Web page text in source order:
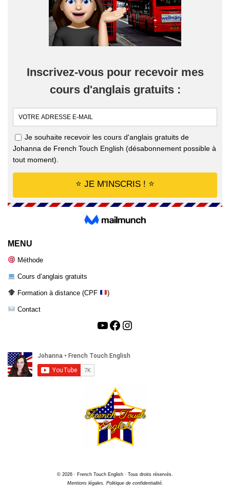
MENU
Méthode
Cours d’anglais gratuits
Formation à distance (CPF )
Contact
© 2026 · French Touch English · Tous droits réservés.
Mentions légales. Politique de confidentialité.